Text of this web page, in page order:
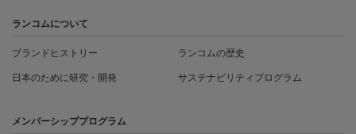
ランコムについて
ブランドヒストリー ランコムの歴史
日本のために研究・開発 サステナビリティプログラム
メンバーシッププログラム